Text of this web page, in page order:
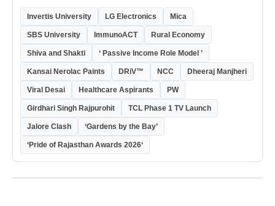
Invertis University LG Electronics Mica
SBS University ImmunoACT Rural Economy
Shiva and Shakti ‘ Passive Income Role Model ’
Kansai Nerolac Paints DRiV™ NCC Dheeraj Manjheri
Viral Desai Healthcare Aspirants PW
Girdhari Singh Rajpurohit TCL Phase 1 TV Launch
Jalore Clash ‘Gardens by the Bay’
‘Pride of Rajasthan Awards 2026‘